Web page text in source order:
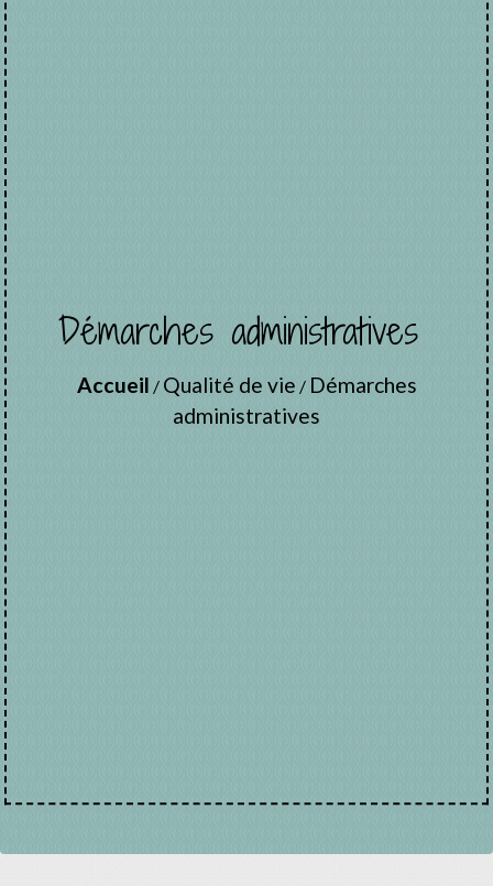
Démarches administratives
Accueil / Qualité de vie / Démarches
administratives